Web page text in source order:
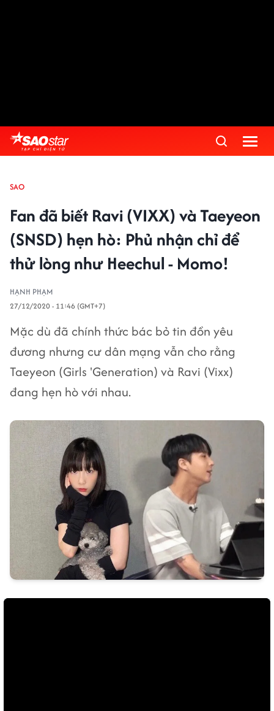
SAO
Fan đã biết Ravi (VIXX) và Taeyeon
(SNSD) hẹn hò: Phủ nhận chỉ để
thử lòng như Heechul - Momo!
HẠNH PHẠM
27/12/2020 - 11:46 (GMT+7)
Mặc dù đã chính thức bác bỏ tin đồn yêu
đương nhưng cư dân mạng vẫn cho rằng
Taeyeon (Girls 'Generation) và Ravi (Vixx)
đang hẹn hò với nhau.